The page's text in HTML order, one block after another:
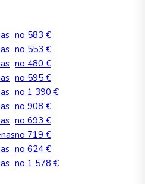
no 583 €
no 553 €
no 480 €
no 595 €
no 1 390 €
no 908 €
no 693 €
no 719 €
no 624 €
no 1 578 €